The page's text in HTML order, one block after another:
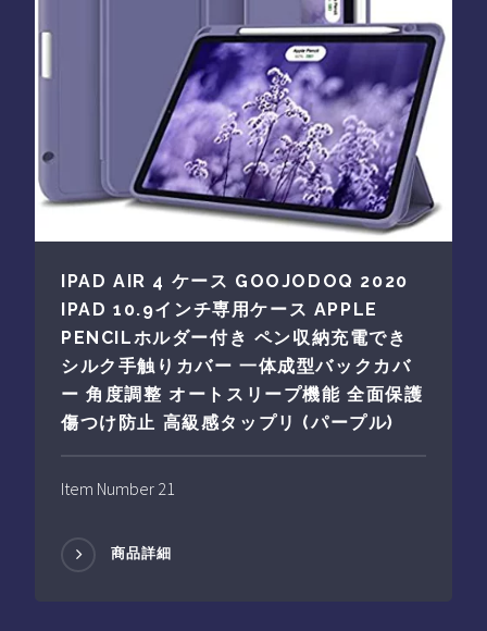
IPAD AIR 4 ケース GOOJODOQ 2020
IPAD 10.9インチ専用ケース APPLE
PENCILホルダー付き ペン収納充電でき
シルク手触りカバー 一体成型バックカバ
ー 角度調整 オートスリープ機能 全面保護
傷つけ防止 高級感タップリ (パープル)
Item Number 21
商品詳細